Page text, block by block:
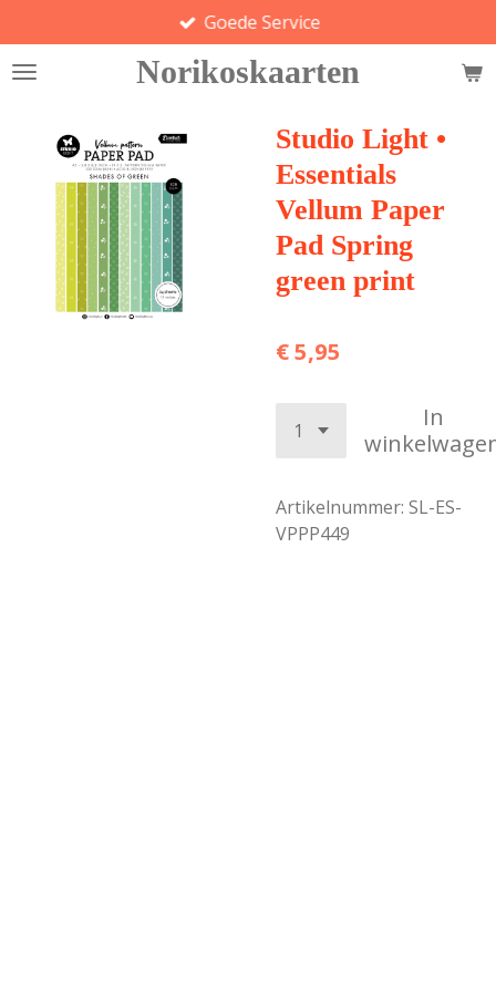
direct
naar
Norikoskaarten
Goede Service
Studio Light •
Essentials
Vellum Paper
Pad Spring
green print
€ 5,95
In
Artikelnummer: SL-ES-
VPPP449